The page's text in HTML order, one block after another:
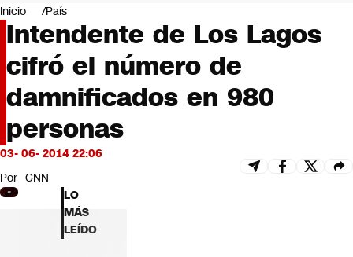
Negocios
Deportes
Programas completos
Cultura
Servicios
Bits
CNN tiempo
Futuro 360
Inicio País
Intendente de Los Lagos
cifró el número de
damnificados en 980
personas
03- 06- 2014 22:06
Por CNN
LO
MÁS
LEÍDO